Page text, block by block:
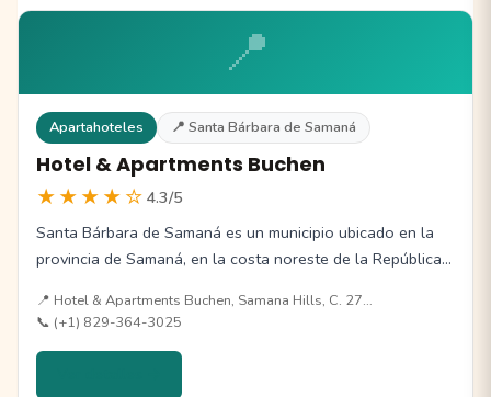
📍
Apartahoteles 📍 Santa Bárbara de Samaná
Hotel & Apartments Buchen
★★★★☆ 4.3/5
Santa Bárbara de Samaná es un municipio ubicado en la
provincia de Samaná, en la costa noreste de la República…
📍 Hotel & Apartments Buchen, Samana Hills, C. 27…
📞 (+1) 829-364-3025